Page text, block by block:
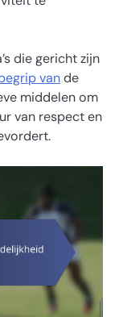
die gericht zijn
vande
middelen om
van respect en